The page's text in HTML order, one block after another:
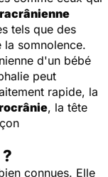
tels que des
la somnolence.
d'un bébé
peut
rapide, la
, la tête
connues. Elle